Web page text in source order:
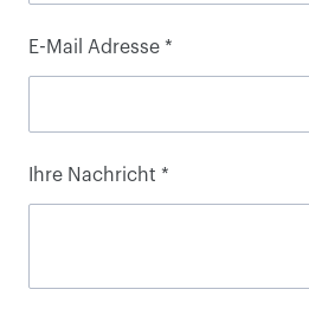
E-Mail Adresse
Ihre Nachricht